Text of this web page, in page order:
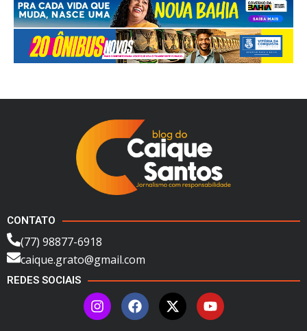
CONTATO
(77) 98877-6918
caique.grato@gmail.com
REDES SOCIAIS